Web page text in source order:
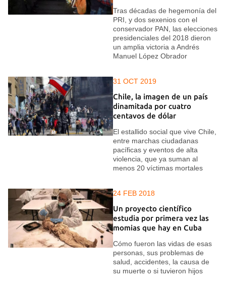
Tras décadas de hegemonía del
PRI, y dos sexenios con el
conservador PAN, las elecciones
presidenciales del 2018 dieron
un amplia victoria a Andrés
Manuel López Obrador
31 OCT 2019
Chile, la imagen de un país
dinamitada por cuatro
centavos de dólar
El estallido social que vive Chile,
entre marchas ciudadanas
pacíficas y eventos de alta
violencia, que ya suman al
menos 20 víctimas mortales
24 FEB 2018
Un proyecto científico
estudia por primera vez las
momias que hay en Cuba
Cómo fueron las vidas de esas
personas, sus problemas de
salud, accidentes, la causa de
su muerte o si tuvieron hijos